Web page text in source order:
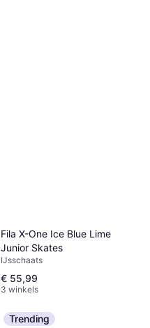
Fila X-One Ice Blue Lime
Junior Skates
IJsschaats
€ 55,99
3 winkels
Trending